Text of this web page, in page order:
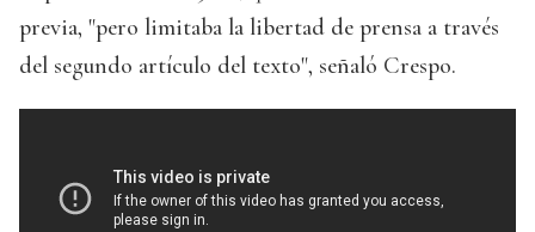
previa, "pero limitaba la libertad de prensa a través
del segundo artículo del texto", señaló Crespo.